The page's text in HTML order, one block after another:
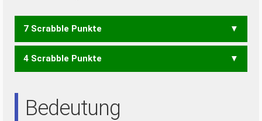
7 Scrabble Punkte
CHI
4 Scrabble Punkte
Bedeutung